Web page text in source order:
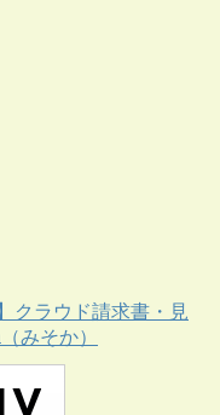
クラウド請求書・見
みそか）